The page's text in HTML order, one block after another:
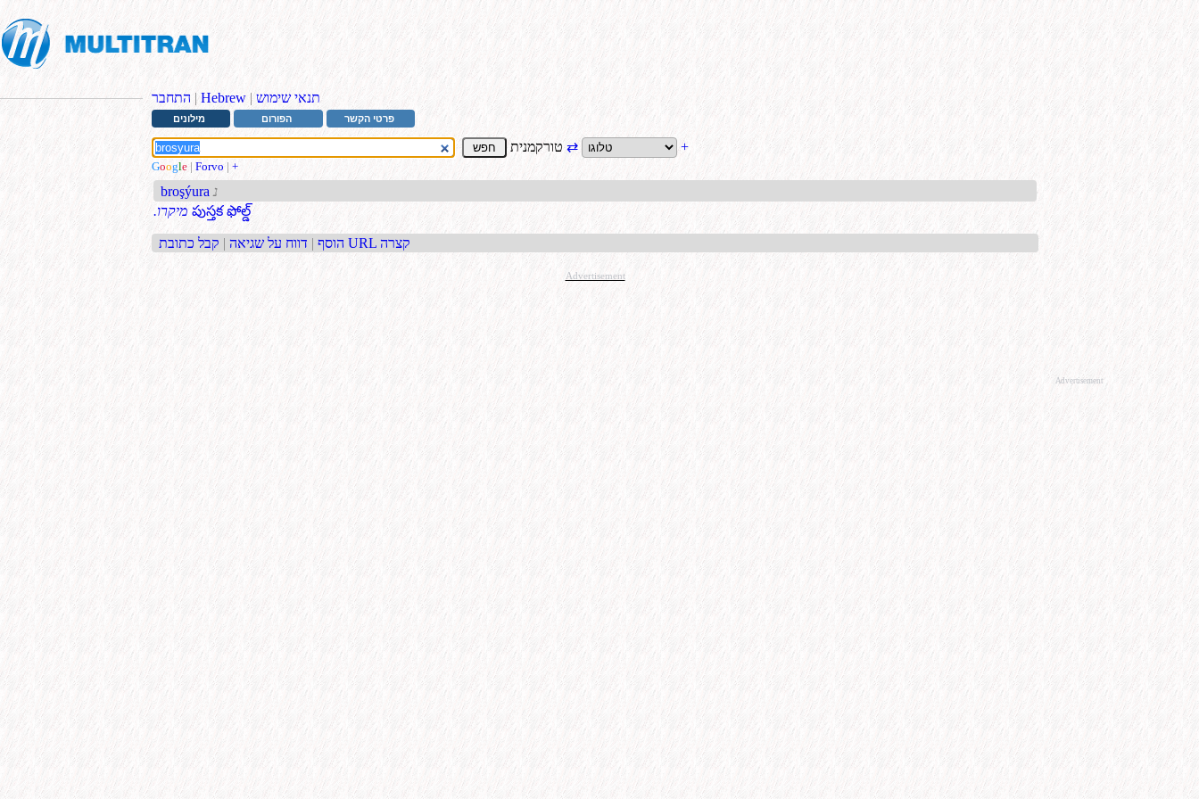
התחבר | Hebrew | תנאי שימוש
מילונים הפורום פרטי הקשר
טורקמנית⇄ +
Google | Forvo | +
broşýura נ
.מיקרו పుస్తక ఫోల్డ్
הוסף | דווח על שגיאה | קבל כתובת URL קצרה
Advertisement
Advertisement